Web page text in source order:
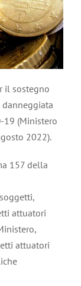
il sostegno
19 (Ministero
2022).
157 della
attuatori
attuatori